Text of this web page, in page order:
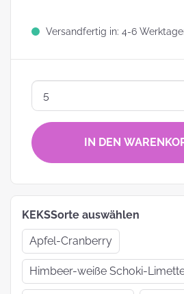
Versandfertig in: 4-6
IN DEN
KEKSSorte auswählen
Apfel-Cranberry
Himbeer-weiße Schoki-